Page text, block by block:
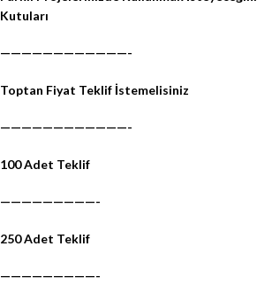
Kutuları
————————————-
Toptan Fiyat Teklif İstemelisiniz
————————————-
100 Adet Teklif
—————————-
250 Adet Teklif
—————————-